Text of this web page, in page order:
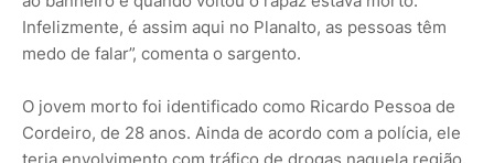
Infelizmente, é assim aqui no Planalto, as pessoas têm
medo de falar”, comenta o sargento.
O jovem morto foi identificado como Ricardo Pessoa de
Cordeiro, de 28 anos. Ainda de acordo com a polícia, ele
teria envolvimento com tráfico de drogas naquela região.